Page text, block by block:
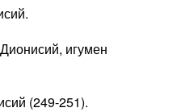
игумен
(249-251).